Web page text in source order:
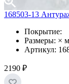
168503-13
Покрытие:
Размеры: × м
Артикул:
2190 ₽